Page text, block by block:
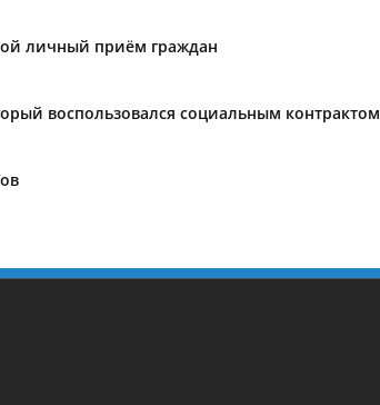
личный приём граждан
воспользовался социальным контрактом